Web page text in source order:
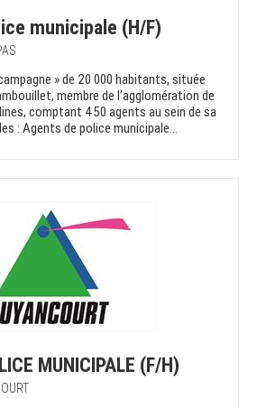
municipale (H/F)
» de 20 000 habitants, située
membre de l’agglomération de
comptant 450 agents au sein de sa
: Agents de police municipale...
MUNICIPALE (F/H)